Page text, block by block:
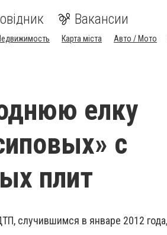
Вакансии
Карта міста Авто / Мото
елку
с
плит
случившимся в январе 2012